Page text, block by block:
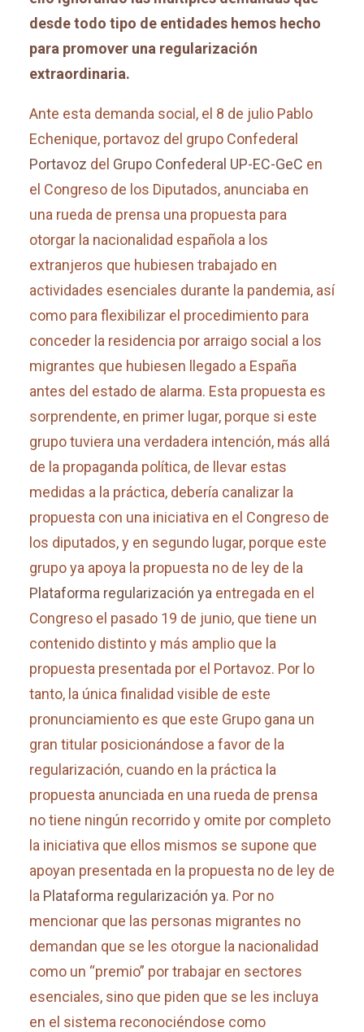
desde todo tipo de entidades hemos hecho
para promover una regularización
extraordinaria.
Ante esta demanda social, el 8 de julio Pablo
Echenique, portavoz del grupo Confederal
Portavoz del Grupo Confederal UP-EC-GeC en
el Congreso de los Diputados, anunciaba en
una rueda de prensa una propuesta para
otorgar la nacionalidad española a los
extranjeros que hubiesen trabajado en
actividades esenciales durante la pandemia, así
como para flexibilizar el procedimiento para
conceder la residencia por arraigo social a los
migrantes que hubiesen llegado a España
antes del estado de alarma. Esta propuesta es
sorprendente, en primer lugar, porque si este
grupo tuviera una verdadera intención, más allá
de la propaganda política, de llevar estas
medidas a la práctica, debería canalizar la
propuesta con una iniciativa en el Congreso de
los diputados, y en segundo lugar, porque este
grupo ya apoya la propuesta no de ley de la
Plataforma regularización ya entregada en el
Congreso el pasado 19 de junio, que tiene un
contenido distinto y más amplio que la
propuesta presentada por el Portavoz. Por lo
tanto, la única finalidad visible de este
pronunciamiento es que este Grupo gana un
gran titular posicionándose a favor de la
regularización, cuando en la práctica la
propuesta anunciada en una rueda de prensa
no tiene ningún recorrido y omite por completo
la iniciativa que ellos mismos se supone que
apoyan presentada en la propuesta no de ley de
la Plataforma regularización ya. Por no
mencionar que las personas migrantes no
demandan que se les otorgue la nacionalidad
como un “premio” por trabajar en sectores
esenciales, sino que piden que se les incluya
en el sistema reconociéndose como